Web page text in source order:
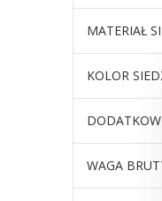
MATERIAŁ
KOLOR
WAGA